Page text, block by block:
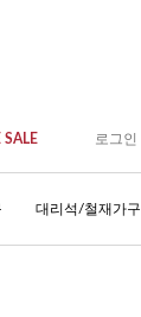
SALE 로그인
대리석/철재가구